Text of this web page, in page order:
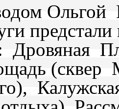
Дровяная
(сквер